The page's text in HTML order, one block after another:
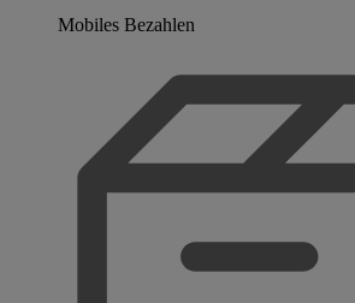
Mobiles Bezahlen